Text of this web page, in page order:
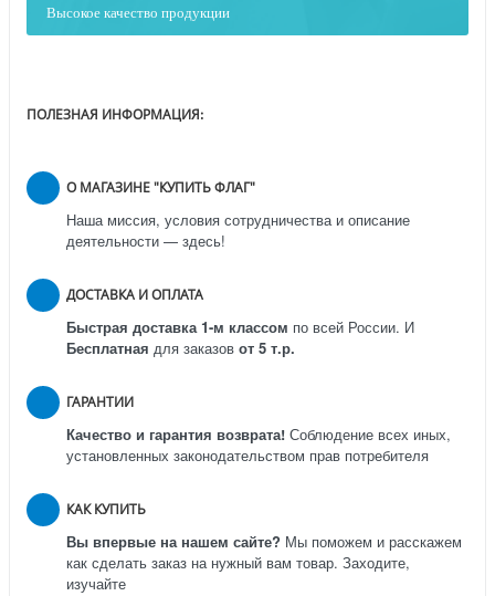
Высокое качество продукции
ПОЛЕЗНАЯ ИНФОРМАЦИЯ:
О МАГАЗИНЕ "КУПИТЬ ФЛАГ"
Наша миссия, условия сотрудничества и описание
деятельности — здесь!
ДОСТАВКА И ОПЛАТА
Быстрая доставка 1-м классом по всей России. И
Бесплатная для заказов от 5 т.р.
ГАРАНТИИ
Качество и гарантия возврата! Соблюдение всех иных,
установленных законодательством прав потребителя
КАК КУПИТЬ
Вы впервые на нашем сайте? Мы поможем и расскажем
как сделать заказ на нужный вам товар. Заходите,
изучайте